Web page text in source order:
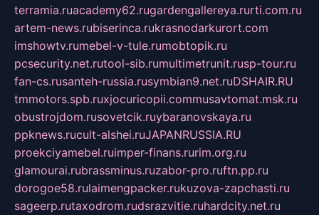
terramia.ruacademy62.rugardengallereya.rurti.com.ru
artem-news.rubiserinca.rukrasnodarkurort.com
imshowtv.rumebel-v-tule.rumobtopik.ru
pcsecurity.net.rutool-sib.rumultimetrunit.rusp-tour.ru
fan-cs.rusanteh-russia.rusymbian9.net.ruDSHAIR.RU
tmmotors.spb.ruxjocuricopii.commusavtomat.msk.ru
obustrojdom.rusovetcik.ruybaranovskaya.ru
ppknews.rucult-alshei.ruJAPANRUSSIA.RU
proekciyamebel.ruimper-finans.rurim.org.ru
glamourai.rubrassminus.ruzabor-pro.ruftn.pp.ru
dorogoe58.rulaimengpacker.rukuzova-zapchasti.ru
sageerp.rutaxodrom.rudsrazvitie.ruhardcity.net.ru